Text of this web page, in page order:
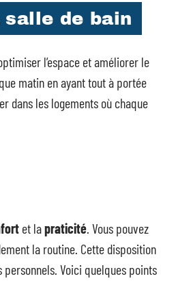
salle de bain
l’espace et améliorer le
matin en ayant tout à portée
dans les logements où chaque
et lapraticité. Vous pouvez
la routine. Cette disposition
Voici quelques points